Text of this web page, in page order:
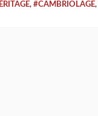
, #CAMBRIOLAGE,